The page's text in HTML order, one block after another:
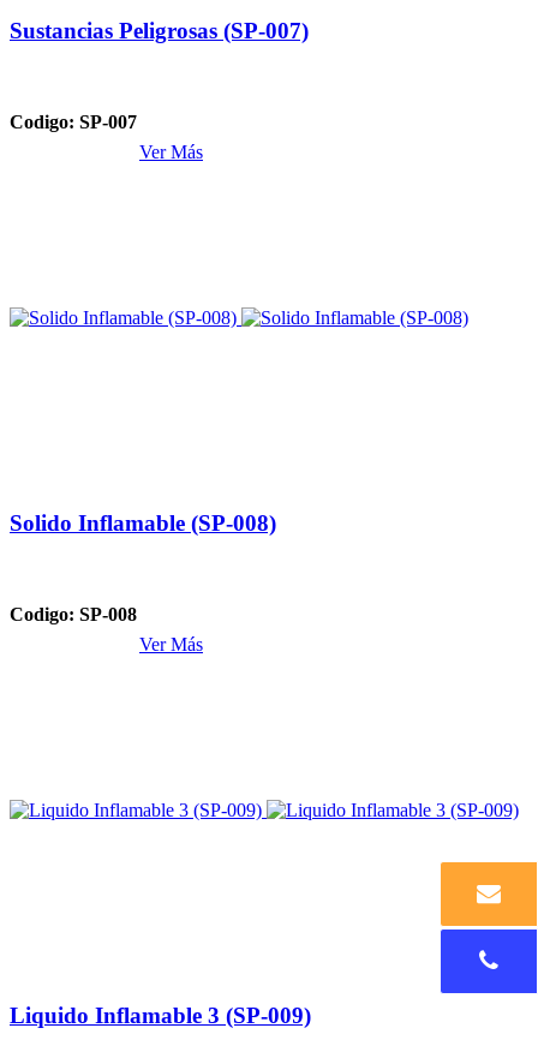
Sustancias Peligrosas (SP-007)
Codigo: SP-007
Ver Más
Solido Inflamable (SP-008)
Codigo: SP-008
Ver Más
Liquido Inflamable 3 (SP-009)